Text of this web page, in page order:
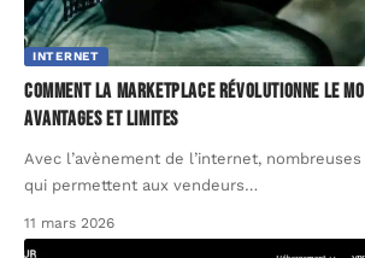
INTERNET
Comment la marketplace révolutionne le
avantages et limites
Avec l’avènement de l’internet,
qui permettent aux vendeurs…
11 mars 2026